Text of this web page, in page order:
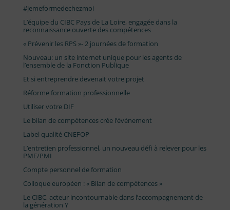
#jemeformedechezmoi
L’équipe du CIBC Pays de La Loire, engagée dans la
reconnaissance ouverte des compétences
« Prévenir les RPS »- 2 journées de formation
Nouveau: un site internet unique pour les agents de
l’ensemble de la Fonction Publique
Et si entreprendre devenait votre projet
Réforme formation professionnelle
Utiliser votre DIF
Le bilan de compétences crée l’événement
Label qualité CNEFOP
L’entretien professionnel, un nouveau défi à relever pour les
PME/PMI
Compte personnel de formation
Colloque européen : « Bilan de compétences »
Le CIBC, acteur incontournable dans l’accompagnement de
la génération Y